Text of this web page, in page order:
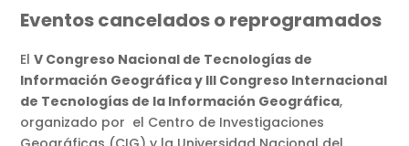
Eventos cancelados o reprogramados
ElV Congreso Nacional de Tecnologías de
Información Geográfica y III Congreso Internacional
de Tecnologías de la Información Geográfica,
organizado por el Centro de Investigaciones